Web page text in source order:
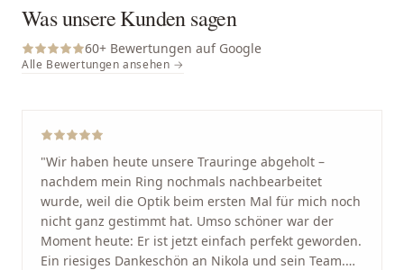
Was unsere Kunden sagen
60+ Bewertungen auf Google
Alle Bewertungen ansehen →
"Wir haben heute unsere Trauringe abgeholt –
nachdem mein Ring nochmals nachbearbeitet
wurde, weil die Optik beim ersten Mal für mich noch
nicht ganz gestimmt hat. Umso schöner war der
Moment heute: Er ist jetzt einfach perfekt geworden.
Ein riesiges Dankeschön an Nikola und sein Team.